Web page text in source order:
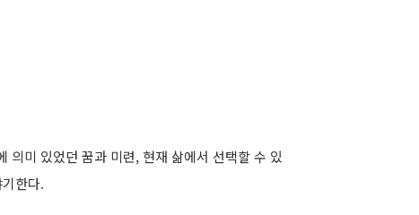
의미 있었던 꿈과 미련, 현재 삶에서 선택할 수 있
한다.